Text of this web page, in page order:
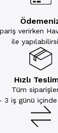
verirken
ile
Hızlı
Tüm
3 iş günü